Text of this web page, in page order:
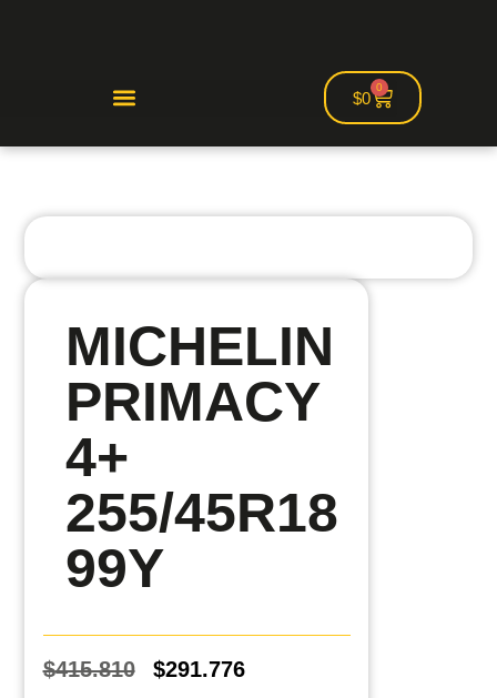
$0
0
MICHELIN
PRIMACY
4+
255/45R18
99Y
$415.810 $291.776